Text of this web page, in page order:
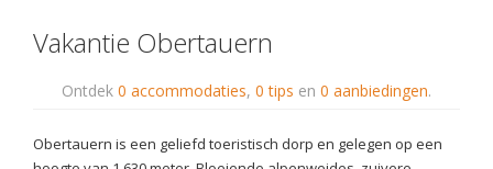
Vakantie Obertauern
Ontdek 0 accommodaties, 0 tips en 0 aanbiedingen.
Obertauern is een geliefd toeristisch dorp en gelegen op een